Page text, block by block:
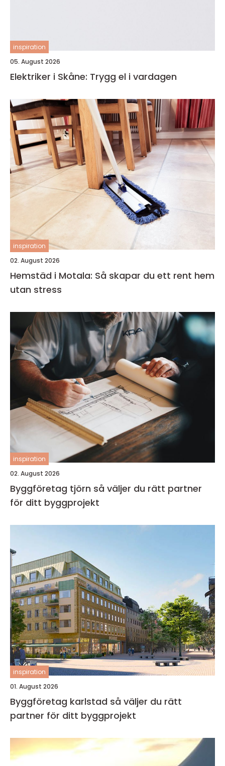
inspiration
05. August 2026
Elektriker i Skåne: Trygg el i vardagen
inspiration
02. August 2026
Hemstäd i Motala: Så skapar du ett rent hem
utan stress
inspiration
02. August 2026
Byggföretag tjörn så väljer du rätt partner
för ditt byggprojekt
inspiration
01. August 2026
Byggföretag karlstad så väljer du rätt
partner för ditt byggprojekt